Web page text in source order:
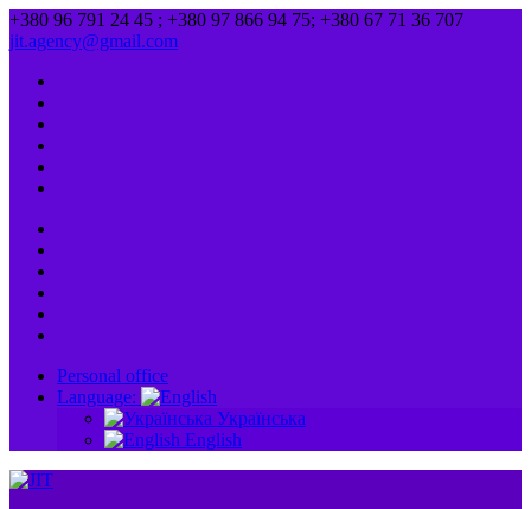
+380 96 791 24 45 ; +380 97 866 94 75; +380 67 71 36 707
jit.agency@gmail.com
Personal office
Language:
Українська
English